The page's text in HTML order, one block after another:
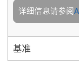
详细信息请参阅
基准